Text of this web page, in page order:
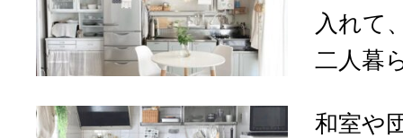
入れて
二人暮
和室や